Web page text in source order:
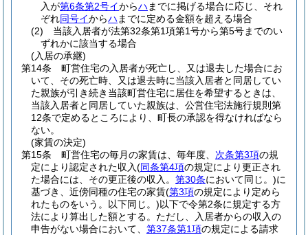
入が第6条第2号イからハ までに掲げる場合に応じ、それ
ぞれ同号イからハ までに定める金額を超える場合
(2)
当該入居者が法第32条第1項第1号から第5号までのい
ずれかに該当する場合
(入居の承継)
第14条
町営住宅の入居者が死亡し、又は退去した場合にお
いて、その死亡時、又は退去時に当該入居者と同居してい
た親族が引き続き当該町営住宅に居住を希望するときは、
当該入居者と同居していた親族は、公営住宅法施行規則第
12条で定めるところにより、町長の承認を得なければなら
ない。
(家賃の決定)
第15条
町営住宅の毎月の家賃は、毎年度、 次条第3項の規
定により認定された収入(同条第4項の規定により更正され
た場合には、その更正後の収入。 第30条において同じ。)に
基づき、近傍同種の住宅の家賃(第3項の規定により定めら
れたものをいう。以下同じ。)以下で令第2条に規定する方
法により算出した額とする。 ただし、入居者からの収入の
申告がない場合において、 第37条第1項の規定による請求